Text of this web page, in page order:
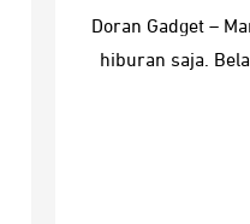
Doran Gadget –
hiburan saja.